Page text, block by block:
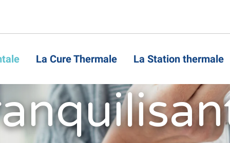
La Cure Thermale La Station thermale
ou